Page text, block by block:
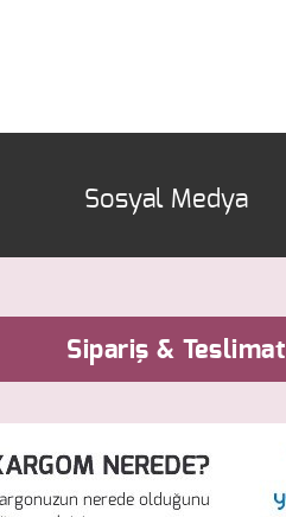
Sipariş & Teslimat